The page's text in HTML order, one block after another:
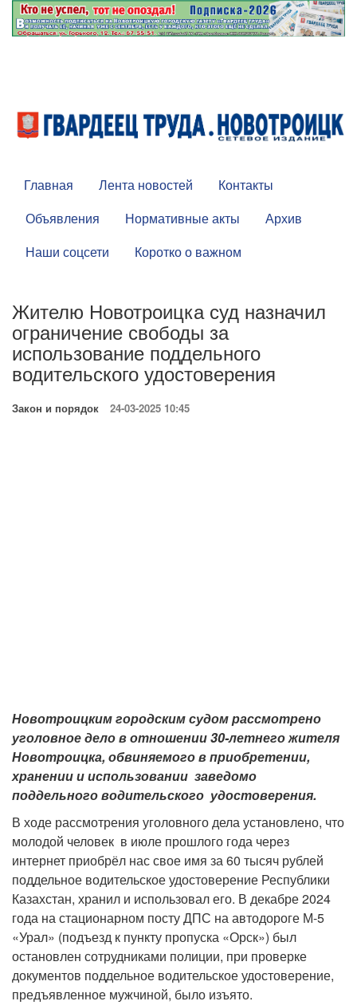
Главная Лента новостей
Контакты
Объявления
Нормативные акты
Архив
Наши соцсети
Коротко о важном
Жителю Новотроицка суд назначил
ограничение свободы за
использование поддельного
водительского удостоверения
Закон и порядок 24-03-2025 10:45
Новотроицким городским судом рассмотрено
уголовное дело в отношении 30-летнего жителя
Новотроицка, обвиняемого в приобретении,
хранении и использовании заведомо
поддельного водительского удостоверения.
В ходе рассмотрения уголовного дела установлено, что
молодой человек в июле прошлого года через
интернет приобрёл нас свое имя за 60 тысяч рублей
поддельное водительское удостоверение Республики
Казахстан, хранил и использовал его. В декабре 2024
года на стационарном посту ДПС на автодороге М-5
«Урал» (подъезд к пункту пропуска «Орск») был
остановлен сотрудниками полиции, при проверке
документов поддельное водительское удостоверение,
предъявленное мужчиной, было изъято.